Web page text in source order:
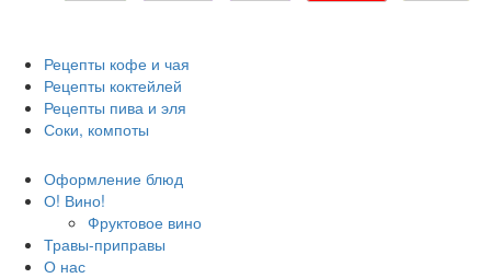
Рецепты кофе и чая
Рецепты коктейлей
Рецепты пива и эля
Соки, компоты
Оформление блюд
О! Вино!
Фруктовое вино
Травы-приправы
О нас